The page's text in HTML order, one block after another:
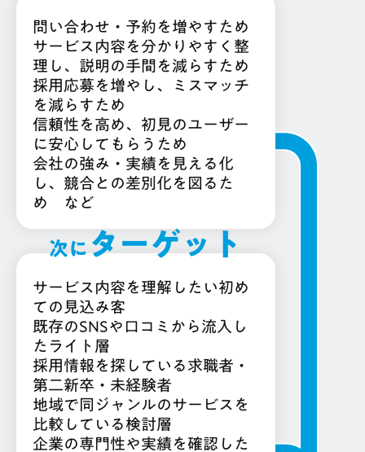
問い合わせ・予約を増やすため
サービス内容を分かりやすく整
理し、説明の手間を減らすため
採用応募を増やし、ミスマッチ
を減らすため
信頼性を高め、初見のユーザー
に安心してもらうため
会社の強み・実績を見える化
し、競合との差別化を図るた
め など
次に ターゲット
サービス内容を理解したい初め
ての見込み客
既存のSNSや口コミから流入し
たライト層
採用情報を探している求職者・
第二新卒・未経験者
地域で同ジャンルのサービスを
比較している検討層
企業の専門性や実績を確認した